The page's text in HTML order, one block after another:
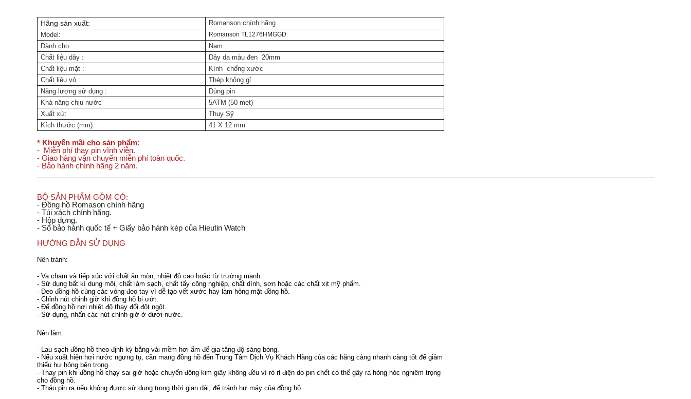
Hãng sản xuất:
Romanson chính hãng
Model:
Romanson TL1276HMGGD
Dành cho :
Nam
Chất liệu dây :
Dây da màu đen 20mm
Chất liệu mặt :
Kính chống xước
Chất liệu vỏ :
Thép không gỉ
Năng lượng sử dụng :
Dùng pin
Khả năng chịu nước
5ATM (50 met)
Xuất xứ:
Thụy Sỹ
Kích thước (mm):
41 X 12 mm
* Khuyến mãi cho sản phẩm:
- Miễn phí thay pin vĩnh viễn.
- Giao hàng vận chuyển miễn phí toàn quốc.
- Bảo hành chính hãng 2 năm.
BỘ SẢN PHẨM GỒM CÓ:
- Đồng hồ Romason chính hãng
- Túi xách chính hãng.
- Hộp đựng.
- Sổ bảo hành quốc tế + Giấy bảo hành kép của Hieutin Watch
HƯỚNG DẪN SỬ DỤNG
Nên tránh:
- Va chạm và tiếp xúc với chất ăn mòn, nhiệt độ cao hoặc từ trường mạnh.
- Sử dụng bất kì dung môi, chất làm sạch, chất tẩy công nghiệp, chất dính, sơn hoặc các chất xịt mỹ phẩm.
- Đeo đồng hồ cùng các vòng đeo tay vì dễ tạo vết xước hay làm hỏng mặt đồng hồ.
- Chỉnh nút chỉnh giờ khi đồng hồ bị ướt.
- Để đồng hồ nơi nhiệt độ thay đổi đột ngột.
- Sử dụng, nhấn các nút chỉnh giờ ở dưới nước.
Nên làm:
- Lau sạch đồng hồ theo định kỳ bằng vải mềm hơi ẩm để gia tăng độ sáng bóng.
- Nếu xuất hiện hơi nước ngưng tụ, cần mang đồng hồ đến Trung Tâm Dịch Vụ Khách Hàng của các hãng càng nhanh càng tốt để giảm
thiểu hư hỏng bên trong.
- Thay pin khi đồng hồ chạy sai giờ hoặc chuyển động kim giây không đều vì rò rỉ điện do pin chết có thể gây ra hỏng hóc nghiêm trọng
cho đồng hồ.
- Tháo pin ra nếu không được sử dụng trong thời gian dài, để tránh hư máy của đồng hồ